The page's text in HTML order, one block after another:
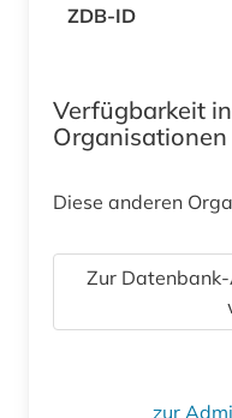
ZDB-ID
Verfügbarkeit
Organisationen
Diese anderen
Zur
zur